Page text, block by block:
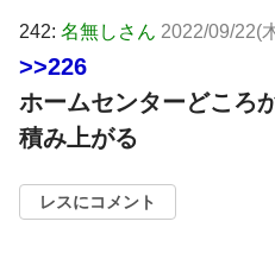
242: 名無しさん 2022/09/22(
>>226
ホームセンターどころ
積み上がる
レスにコメント